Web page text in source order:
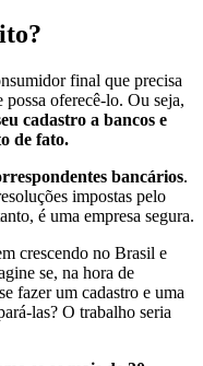
final que precisa
oferecê-lo. Ou seja,
cadastro a bancos e
de fato.
bancários.
impostas pelo
é uma empresa segura.
crescendo no Brasil e
se, na hora de
fazer um cadastro e uma
las? O trabalho seria